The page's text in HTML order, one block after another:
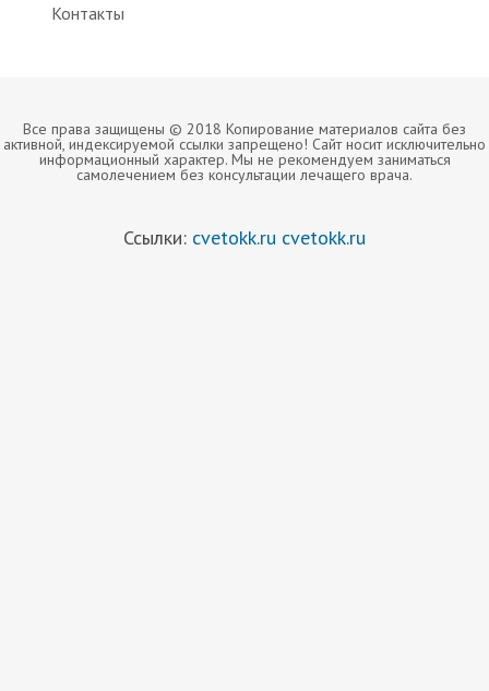
Контакты
Все права защищены © 2018 Копирование материалов сайта без
активной, индексируемой ссылки запрещено! Сайт носит исключительно
информационный характер. Мы не рекомендуем заниматься
самолечением без консультации лечащего врача.
Ссылки: cvetokk.ru cvetokk.ru